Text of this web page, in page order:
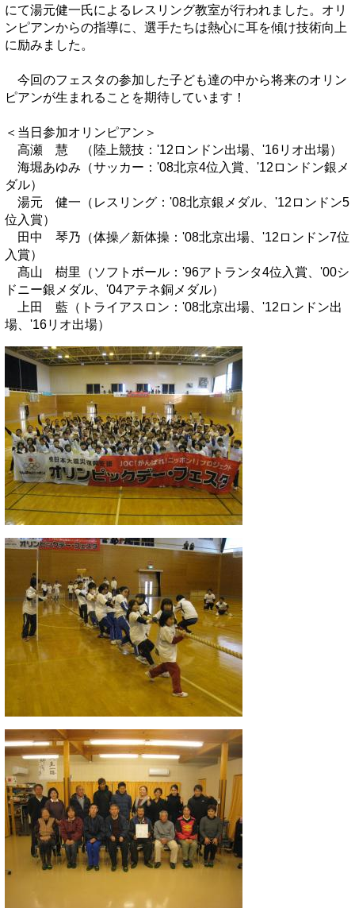
にて湯元健一氏によるレスリング教室が行われました。オリ
ンピアンからの指導に、選手たちは熱心に耳を傾け技術向上
に励みました。
今回のフェスタの参加した子ども達の中から将来のオリン
ピアンが生まれることを期待しています！
＜当日参加オリンピアン＞
高瀬 慧 （陸上競技：'12ロンドン出場、'16リオ出場）
海堀あゆみ（サッカー：'08北京4位入賞、'12ロンドン銀メ
ダル）
湯元 健一（レスリング：'08北京銀メダル、'12ロンドン5
位入賞）
田中 琴乃（体操／新体操：'08北京出場、'12ロンドン7位
入賞）
髙山 樹里（ソフトボール：'96アトランタ4位入賞、'00シ
ドニー銀メダル、'04アテネ銅メダル）
上田 藍（トライアスロン：'08北京出場、'12ロンドン出
場、'16リオ出場）